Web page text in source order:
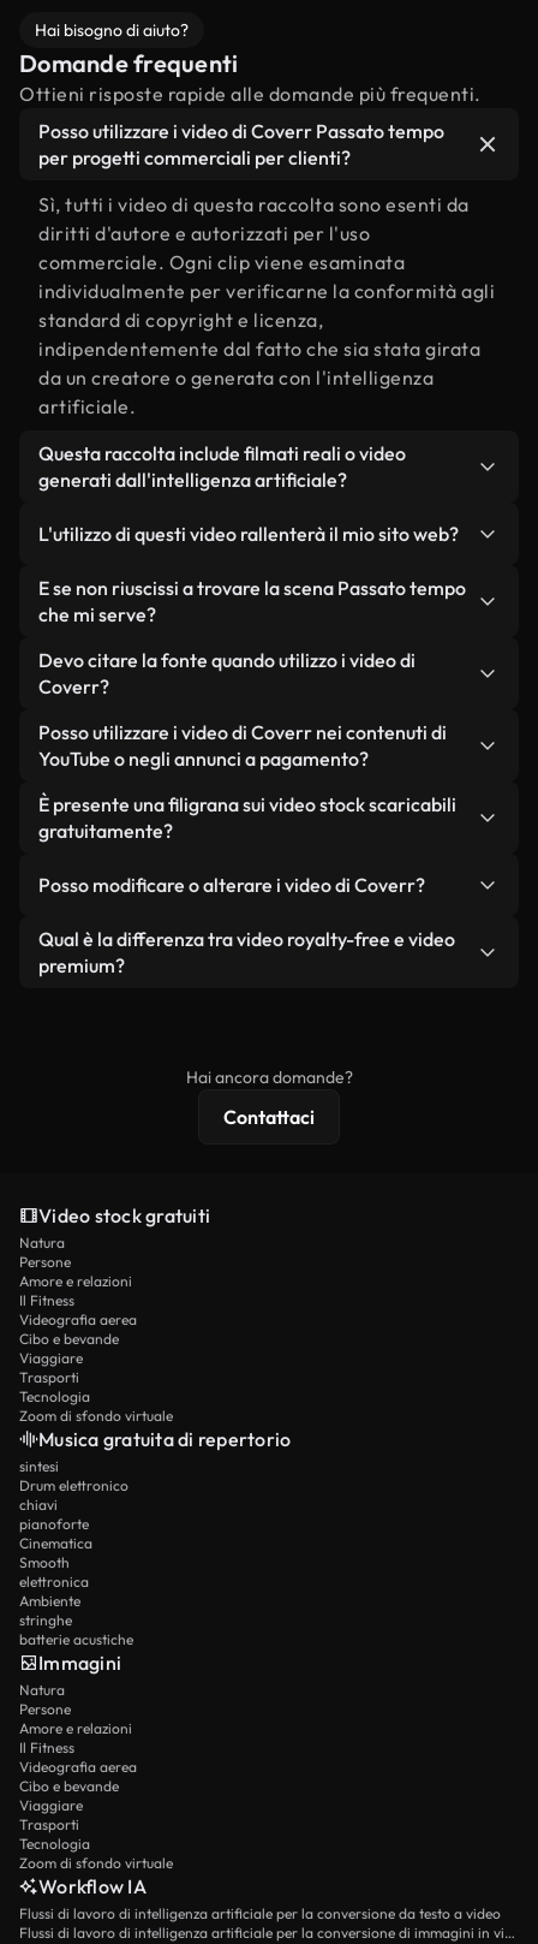
Hai bisogno di aiuto?
Domande frequenti
Ottieni risposte rapide alle domande più frequenti.
Posso utilizzare i video di Coverr Passato tempo
per progetti commerciali per clienti?
Sì, tutti i video di questa raccolta sono esenti da
diritti d'autore e autorizzati per l'uso
commerciale. Ogni clip viene esaminata
individualmente per verificarne la conformità agli
standard di copyright e licenza,
indipendentemente dal fatto che sia stata girata
da un creatore o generata con l'intelligenza
artificiale.
Questa raccolta include filmati reali o video
generati dall'intelligenza artificiale?
da filmati reali, girati da persone, relativi a
Passato tempo, e da video generati
dall'intelligenza artificiale. Ogni video è
stai utilizzando.
L'utilizzo di questi video rallenterà il mio sito web?
Non se scegli le nostre versioni ottimizzate.
Offriamo formati leggeri e pronti per il web,
mantengono alta la qualità, riducono al minimo i
tempi di caricamento e migliorano parametri
come LCP.
E se non riuscissi a trovare la scena Passato tempo
che mi serve?
Puoi crearne uno all'istante utilizzando Coverr AI
Studio. Ti basta descrivere la scena, ad esempio
in pochi secondi un video personalizzato in
conformità con i nostri standard di licenza.
Devo citare la fonte quando utilizzo i video di
Coverr?
Non è richiesto alcun riconoscimento dell'autore.
Tutti i video presenti nella nostra libreria sono
senza citare il creatore, sebbene sia sempre
gradito.
Posso utilizzare i video di Coverr nei contenuti di
YouTube o negli annunci a pagamento?
Sì. Tutti i filmati di Coverr possono essere utilizzati
in video monetizzati su YouTube, promozioni sui
condizione che non si rivendano o ridistribuiscano
È presente una filigrana sui video stock scaricabili
gratuitamente?
reali o generati dall'intelligenza artificiale, include
filigrane. Avrai a disposizione filmati puliti e pronti
all'uso.
Posso modificare o alterare i video di Coverr?
Sì. Siete liberi di tagliare, ritagliare o remixare i
nostri video. Assicuratevi solo che il prodotto
Qual è la differenza tra video royalty-free e video
premium?
Hai ancora domande?
Contattaci
Video stock gratuiti
Natura
Persone
Amore e relazioni
Il Fitness
Videografia aerea
Cibo e bevande
Viaggiare
Trasporti
Tecnologia
Zoom di sfondo virtuale
Musica gratuita di repertorio
sintesi
Drum elettronico
chiavi
pianoforte
Cinematica
Smooth
elettronica
Ambiente
stringhe
batterie acustiche
Immagini
Natura
Persone
Amore e relazioni
Il Fitness
Videografia aerea
Cibo e bevande
Viaggiare
Trasporti
Tecnologia
Zoom di sfondo virtuale
Workflow IA
Flussi di lavoro di intelligenza artificiale per la conversione da testo a video
Flussi di lavoro di intelligenza artificiale per la conversione di immagini in video